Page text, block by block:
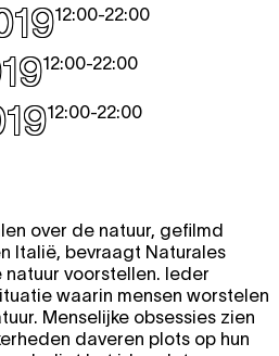
12:00-22:00
12:00-22:00
12:00-22:00
over de natuur, gefilmd
Italië, bevraagt Naturales
voorstellen. Ieder
waarin mensen worstelen
Menselijke obsessies zien
daveren plots op hun